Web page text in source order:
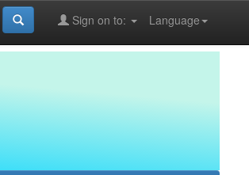
Language
Sign on to: